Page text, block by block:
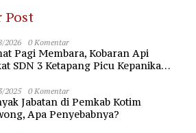
Post
2026 0 Komentar
Pagi Membara, Kobaran Api
SDN 3 Ketapang Picu Kepanikan
2025 0 Komentar
Jabatan di Pemkab Kotim
Apa Penyebabnya?